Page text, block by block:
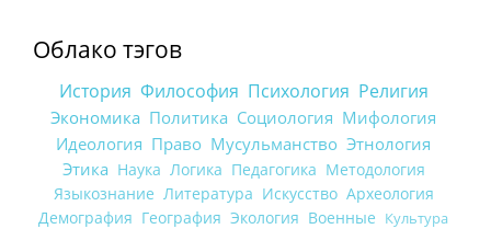
Облако тэгов
История Философия Психология Религия
Экономика Политика Социология Мифология
Идеология Право Мусульманство Этнология
Этика Наука Логика Педагогика Методология
Языкознание Литература Искусство Археология
Демография География Экология Военные Культура